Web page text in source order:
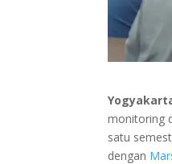
monitoring
satu
dengan